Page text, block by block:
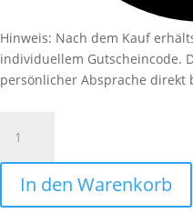
Hinweis: Nach dem Kauf
individuellem Gutscheincode.
persönlicher Absprache direkt
€
MengeIn den Warenkorb